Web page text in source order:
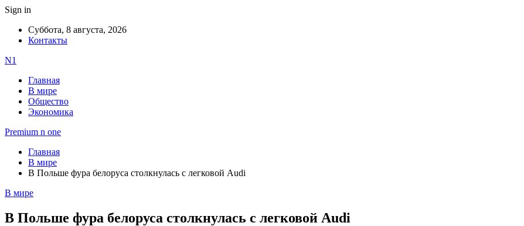
Sign in
Суббота, 8 августа, 2026
Контакты
N1
Главная
В мире
Общество
Экономика
Premium n one
Главная
В мире
В Польше фура белоруса столкнулась с легковой Audi
В мире
В Польше фура белоруса столкнулась с легковой Audi